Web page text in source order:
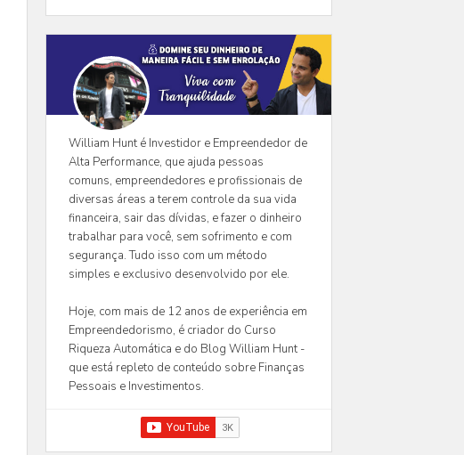
William Hunt é Investidor e Empreendedor de
Alta Performance, que ajuda pessoas
comuns, empreendedores e profissionais de
diversas áreas a terem controle da sua vida
financeira, sair das dívidas, e fazer o dinheiro
trabalhar para você, sem sofrimento e com
segurança. Tudo isso com um método
simples e exclusivo desenvolvido por ele.
Hoje, com mais de 12 anos de experiência em
Empreendedorismo, é criador do Curso
Riqueza Automática e do Blog William Hunt -
que está repleto de conteúdo sobre Finanças
Pessoais e Investimentos.